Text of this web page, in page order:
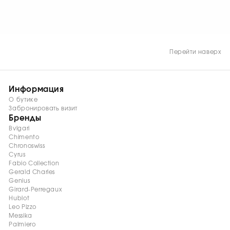
Перейти наверх
Информация
О бутике
Забронировать визит
Бренды
Bvlgari
Chimento
Chronoswiss
Cyrus
Fabio Collection
Gerald Charles
Genius
Girard-Perregaux
Hublot
Leo Pizzo
Messika
Palmiero